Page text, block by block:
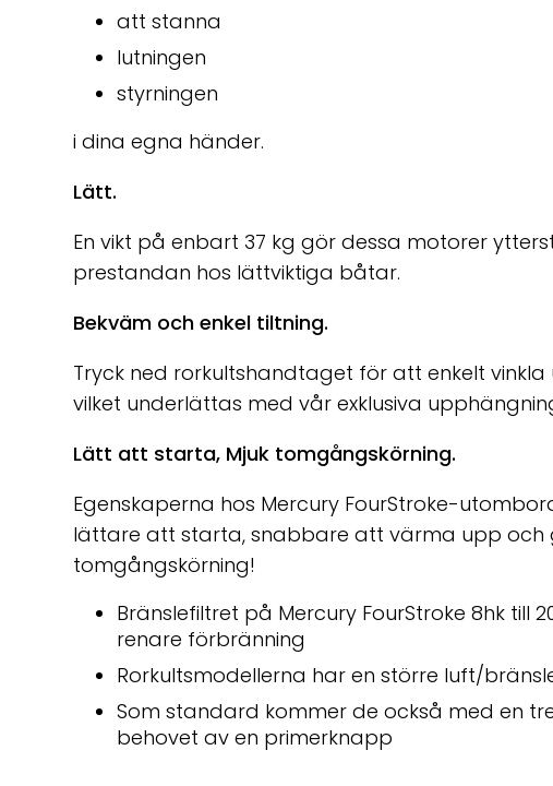
att stanna
lutningen
styrningen
i dina egna händer.
Lätt.
En vikt på enbart 37 kg gör dessa motorer
prestandan hos lättviktiga båtar.
Bekväm och enkel tiltning.
Tryck ned rorkultshandtaget för att enkelt
vilket underlättas med vår exklusiva
Lätt att starta, Mjuk tomgångskörning.
Egenskaperna hos Mercury FourStroke-
lättare att starta, snabbare att värma upp och
tomgångskörning!
Bränslefiltret på Mercury FourStroke 8hk till
renare förbränning
Rorkultsmodellerna har en större luft/
Som standard kommer de också med en
behovet av en primerknapp